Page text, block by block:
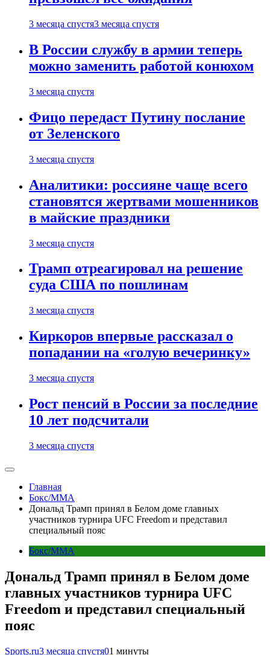
3 месяца спустя3 месяца спустя
В России службу в армии теперь
можно заменить работой конюхом
3 месяца спустя
Фицо передаст Путину послание
от Зеленского
3 месяца спустя
Аналитики: россияне чаще всего
становятся жертвами мошенников
в майские праздники
3 месяца спустя
Трамп отреагировал на решение
суда США по пошлинам
3 месяца спустя
Киркоров впервые рассказал о
попадании на «голую вечеринку»
3 месяца спустя
Рост пенсий в России за последние
10 лет подсчитали
3 месяца спустя
Главная
Бокс/MMA
Дональд Трамп принял в Белом доме главных
участников турнира UFC Freedom и представил
специальный пояс
Бокс/MMA
Дональд Трамп принял в Белом доме
главных участников турнира UFC
Freedom и представил специальный
пояс
Sports.ru3 месяца спустя01 минуты